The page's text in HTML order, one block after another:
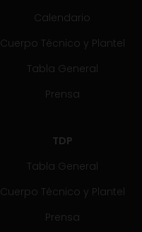
Calendario
Cuerpo Técnico y Plantel
Tabla General
Prensa
TDP
Tabla General
Cuerpo Técnico y Plantel
Prensa